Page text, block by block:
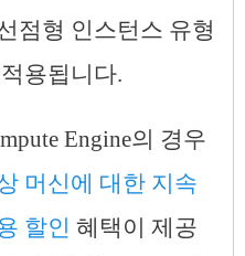
점형 인스턴스 유형
용됩니다.
Engine의 경우
머신에 대한 지속
할인 혜택이 제공